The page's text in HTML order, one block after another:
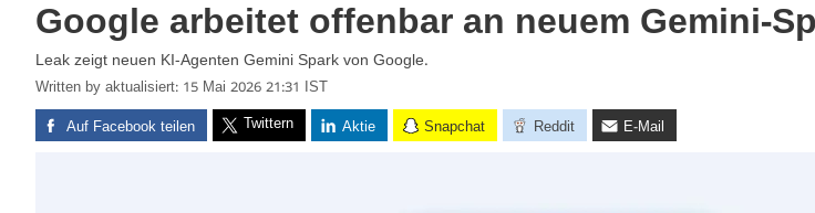
Google arbeitet offenbar an neuem Gemini-
Leak zeigt neuen KI-Agenten Gemini Spark von Google.
Written by aktualisiert: 15 Mai 2026 21:31 IST
Auf Facebook teilen Twittern Aktie Snapchat Reddit E-Mail